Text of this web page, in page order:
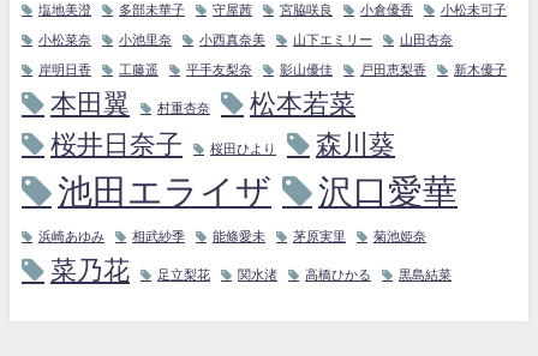
塩地美澄 多部未華子 守屋茜 宮脇咲良 小倉優香 小松未可子
小松菜奈 小池里奈 小西真奈美 山下エミリー 山田杏奈
岸明日香 工藤遥 平手友梨奈 影山優佳 戸田恵梨香 新木優子
本田翼 村重杏奈
松本若菜
桜井日奈子
桜田ひより 森川葵
池田エライザ 沢口愛華
浜崎あゆみ 相武紗季 能條愛未 茅原実里 菊池姫奈
菜乃花 足立梨花 関水渚 高橋ひかる 黒島結菜